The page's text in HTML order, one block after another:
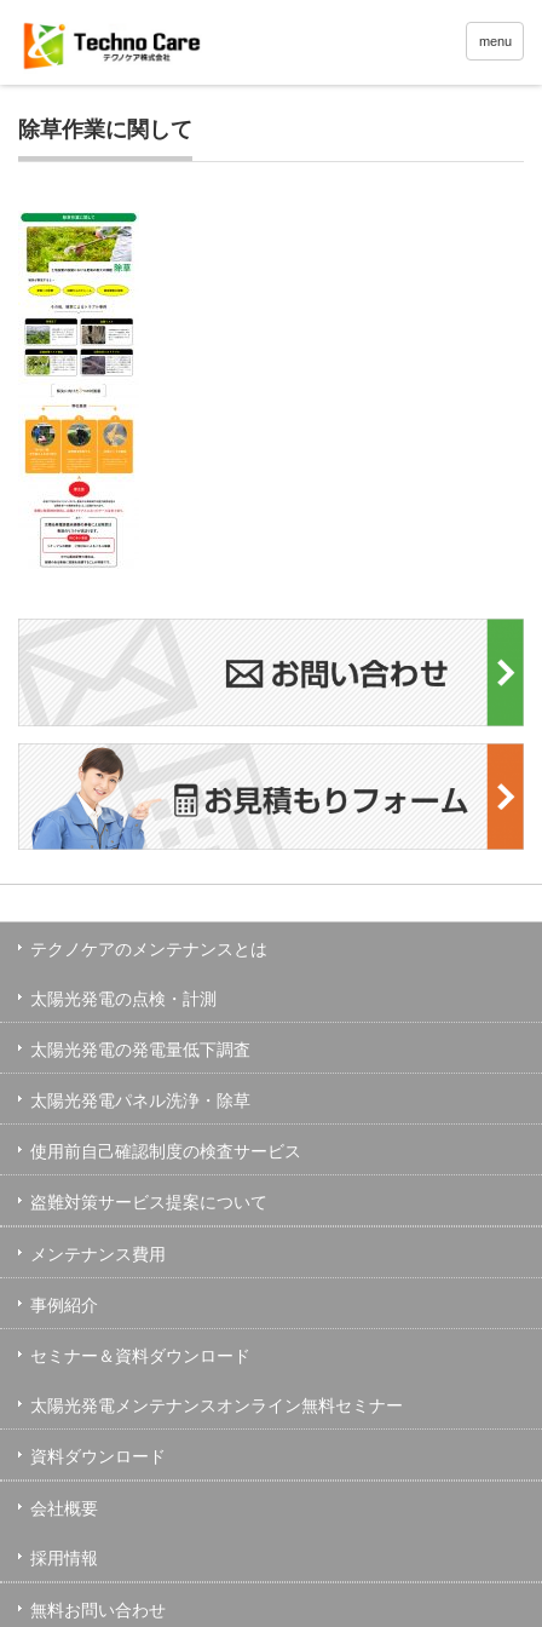
menu
除草作業に関して
テクノケアのメンテナンスとは
太陽光発電の点検・計測
太陽光発電の発電量低下調査
太陽光発電パネル洗浄・除草
使用前自己確認制度の検査サービス
盗難対策サービス提案について
メンテナンス費用
事例紹介
セミナー＆資料ダウンロード
太陽光発電メンテナンスオンライン無料セミナー
資料ダウンロード
会社概要
採用情報
無料お問い合わせ